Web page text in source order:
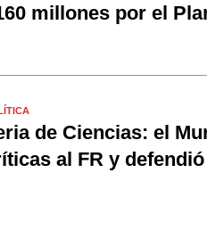
millones por el
de Ciencias: el
al FR y